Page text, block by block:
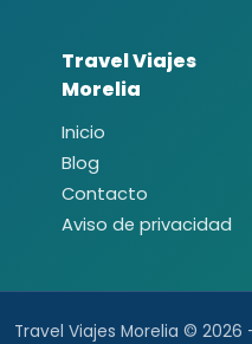
Travel Viajes
Morelia
Inicio
Blog
Contacto
Aviso de privacidad
Travel Viajes Morelia ©